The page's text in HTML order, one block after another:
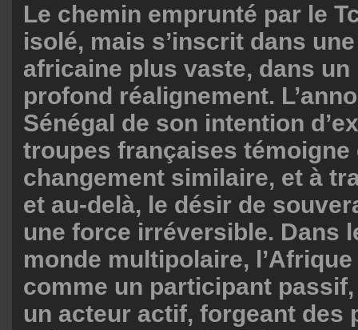
Le chemin emprunté par le
isolé, mais s’inscrit dans
africaine plus vaste, dans un
profond réalignement.
Sénégal de son intention
troupes françaises témoigne
changement similaire, et à
et au-delà, le désir de
une force irréversible. Dans
monde multipolaire,
comme un participant
un acteur actif, forgeant des